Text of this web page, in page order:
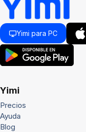
Yimi para PC
Yimi
Precios
Ayuda
Blog